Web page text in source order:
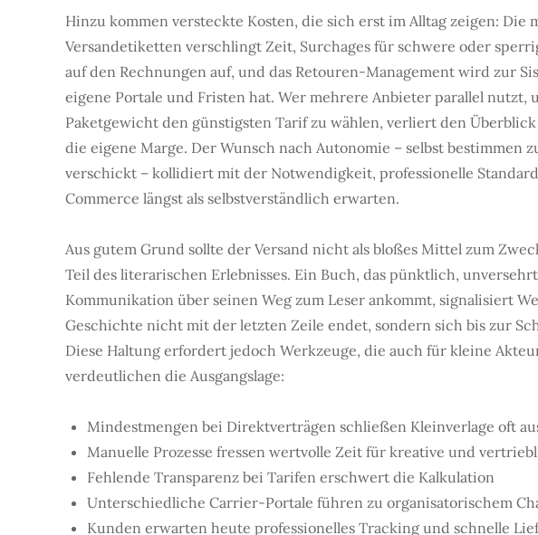
Hinzu kommen versteckte Kosten, die sich erst im Alltag zeigen: Die
Versandetiketten verschlingt Zeit, Surchages für schwere oder
auf den Rechnungen auf, und das Retouren-Management wird zur
eigene Portale und Fristen hat. Wer mehrere Anbieter parallel nutzt,
Paketgewicht den günstigsten Tarif zu wählen, verliert den
die eigene Marge. Der Wunsch nach Autonomie – selbst bestimmen
verschickt – kollidiert mit der Notwendigkeit, professionelle
Commerce längst als selbstverständlich erwarten.
Aus gutem Grund sollte der Versand nicht als bloßes Mittel zum
Teil des literarischen Erlebnisses. Ein Buch, das pünktlich,
Kommunikation über seinen Weg zum Leser ankommt, signalisiert
Geschichte nicht mit der letzten Zeile endet, sondern sich bis zur
Diese Haltung erfordert jedoch Werkzeuge, die auch für kleine
verdeutlichen die Ausgangslage:
Mindestmengen bei Direktverträgen schließen Kleinverlage oft
Manuelle Prozesse fressen wertvolle Zeit für kreative und
Fehlende Transparenz bei Tarifen erschwert die Kalkulation
Unterschiedliche Carrier-Portale führen zu organisatorischem
Kunden erwarten heute professionelles Tracking und schnelle